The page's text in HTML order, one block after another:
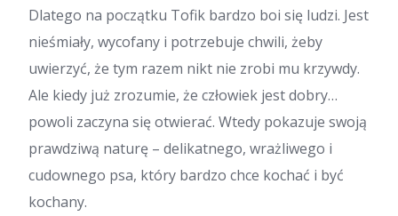
Dlatego na początku Tofik bardzo boi się ludzi. Jest
nieśmiały, wycofany i potrzebuje chwili, żeby
uwierzyć, że tym razem nikt nie zrobi mu krzywdy.
Ale kiedy już zrozumie, że człowiek jest dobry…
powoli zaczyna się otwierać. Wtedy pokazuje swoją
prawdziwą naturę – delikatnego, wrażliwego i
cudownego psa, który bardzo chce kochać i być
kochany.